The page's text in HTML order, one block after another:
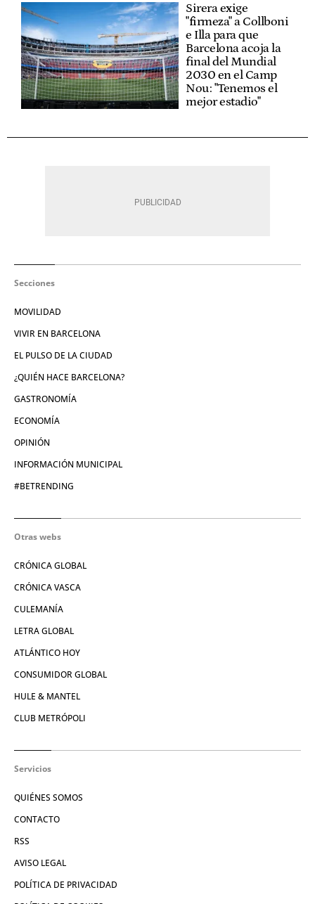
Sirera exige
"firmeza" a Collboni
e Illa para que
Barcelona acoja la
final del Mundial
2030 en el Camp
Nou: "Tenemos el
mejor estadio"
Secciones
MOVILIDAD
VIVIR EN BARCELONA
EL PULSO DE LA CIUDAD
¿QUIÉN HACE BARCELONA?
GASTRONOMÍA
ECONOMÍA
OPINIÓN
INFORMACIÓN MUNICIPAL
#BETRENDING
Otras webs
CRÓNICA GLOBAL
CRÓNICA VASCA
CULEMANÍA
LETRA GLOBAL
ATLÁNTICO HOY
CONSUMIDOR GLOBAL
HULE & MANTEL
CLUB METRÓPOLI
Servicios
QUIÉNES SOMOS
CONTACTO
RSS
AVISO LEGAL
POLÍTICA DE PRIVACIDAD